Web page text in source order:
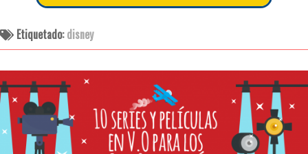
Etiquetado:disney